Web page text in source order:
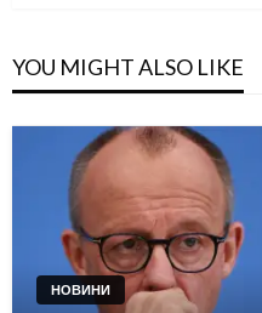
YOU MIGHT ALSO LIKE
НОВИНИ